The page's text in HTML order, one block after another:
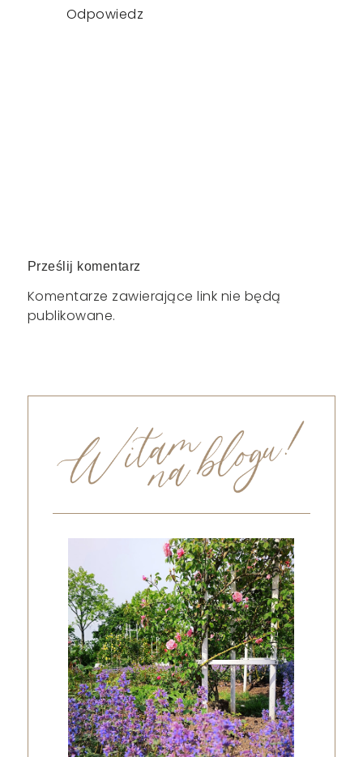
Odpowiedz
Prześlij komentarz
Komentarze zawierające link nie będą
publikowane.